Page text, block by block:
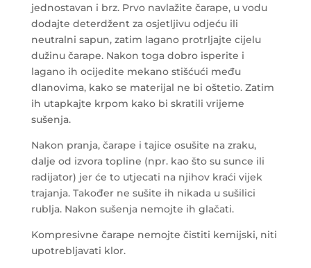
jednostavan i brz. Prvo navlažite čarape, u vodu
dodajte deterdžent za osjetljivu odjeću ili
neutralni sapun, zatim lagano protrljajte cijelu
dužinu čarape. Nakon toga dobro isperite i
lagano ih ocijedite mekano stišćući među
dlanovima, kako se materijal ne bi oštetio. Zatim
ih utapkajte krpom kako bi skratili vrijeme
sušenja.
Nakon pranja, čarape i tajice osušite na zraku,
dalje od izvora topline (npr. kao što su sunce ili
radijator) jer će to utjecati na njihov kraći vijek
trajanja. Također ne sušite ih nikada u sušilici
rublja. Nakon sušenja nemojte ih glačati.
Kompresivne čarape nemojte čistiti kemijski, niti
upotrebljavati klor.